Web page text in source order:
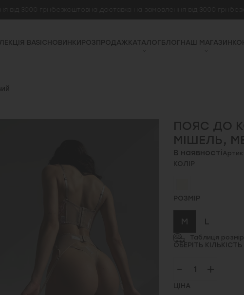
грн безкоштовна доставка на замовлення від 3000 грн
BASICНОВИНКИРОЗПРОДАЖКАТАЛОГБЛОГНАШ МАГАЗИН
ПОЯС ДО
МІШЕЛЬ,
В наявності
КОЛІР
РОЗМІР
M L
Таблиця
ОБЕРІТЬ КІЛЬКІСТЬ
ЦІНА